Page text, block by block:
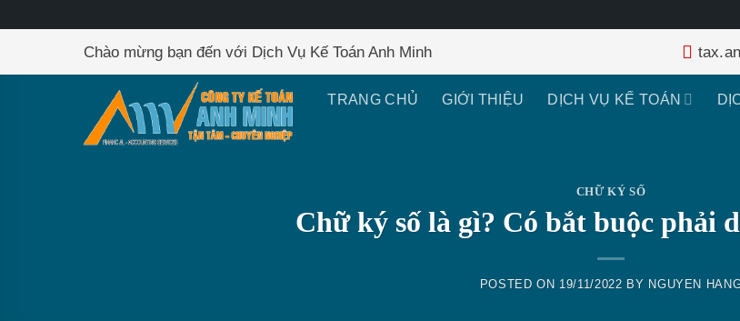
Chào mừng bạn đến với Dịch Vụ Kế Toán Anh Minh
TRANG CHỦ GIỚI THIỆU DỊCH VỤ KẾ TOÁN
CHỮ KÝ SỐ
Chữ ký số là gì? Có bắt buộc phải
POSTED ON 19/11/2022 BY NGUYEN